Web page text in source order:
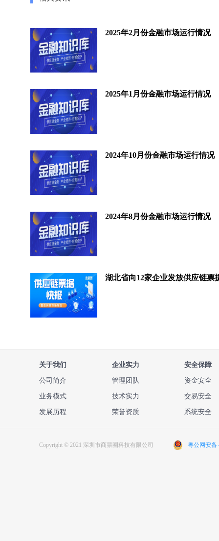
2025年2月份金融市场运行情况
2025年1月份金融市场运行情况
2024年10月份金融市场运行情况
2024年8月份金融市场运行情况
关于我们
公司简介
业务模式
发展历程
企业实力
管理团队
技术实力
荣誉资质
安全保障
资金安全
交易安全
系统安全
Copyright © 2021 深圳市商票圈科技有限公司 粤公网安备